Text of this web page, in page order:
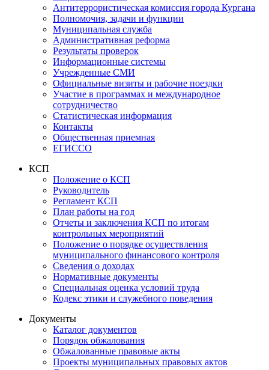
Антитеррористическая комиссия города Кургана
Полномочия, задачи и функции
Муниципальная служба
Административная реформа
Результаты проверок
Информационные системы
Учрежденные СМИ
Официальные визиты и рабочие поездки
Участие в программах и международное
сотрудничество
Статистическая информация
Контакты
Общественная приемная
ЕГИССО
КСП
Положение о КСП
Руководитель
Регламент КСП
План работы на год
Отчеты и заключения КСП по итогам
контрольных мероприятий
Положение о порядке осуществления
муниципального финансового контроля
Сведения о доходах
Нормативные документы
Специальная оценка условий труда
Кодекс этики и служебного поведения
Документы
Каталог документов
Порядок обжалования
Обжалованные правовые акты
Проекты муниципальных правовых актов